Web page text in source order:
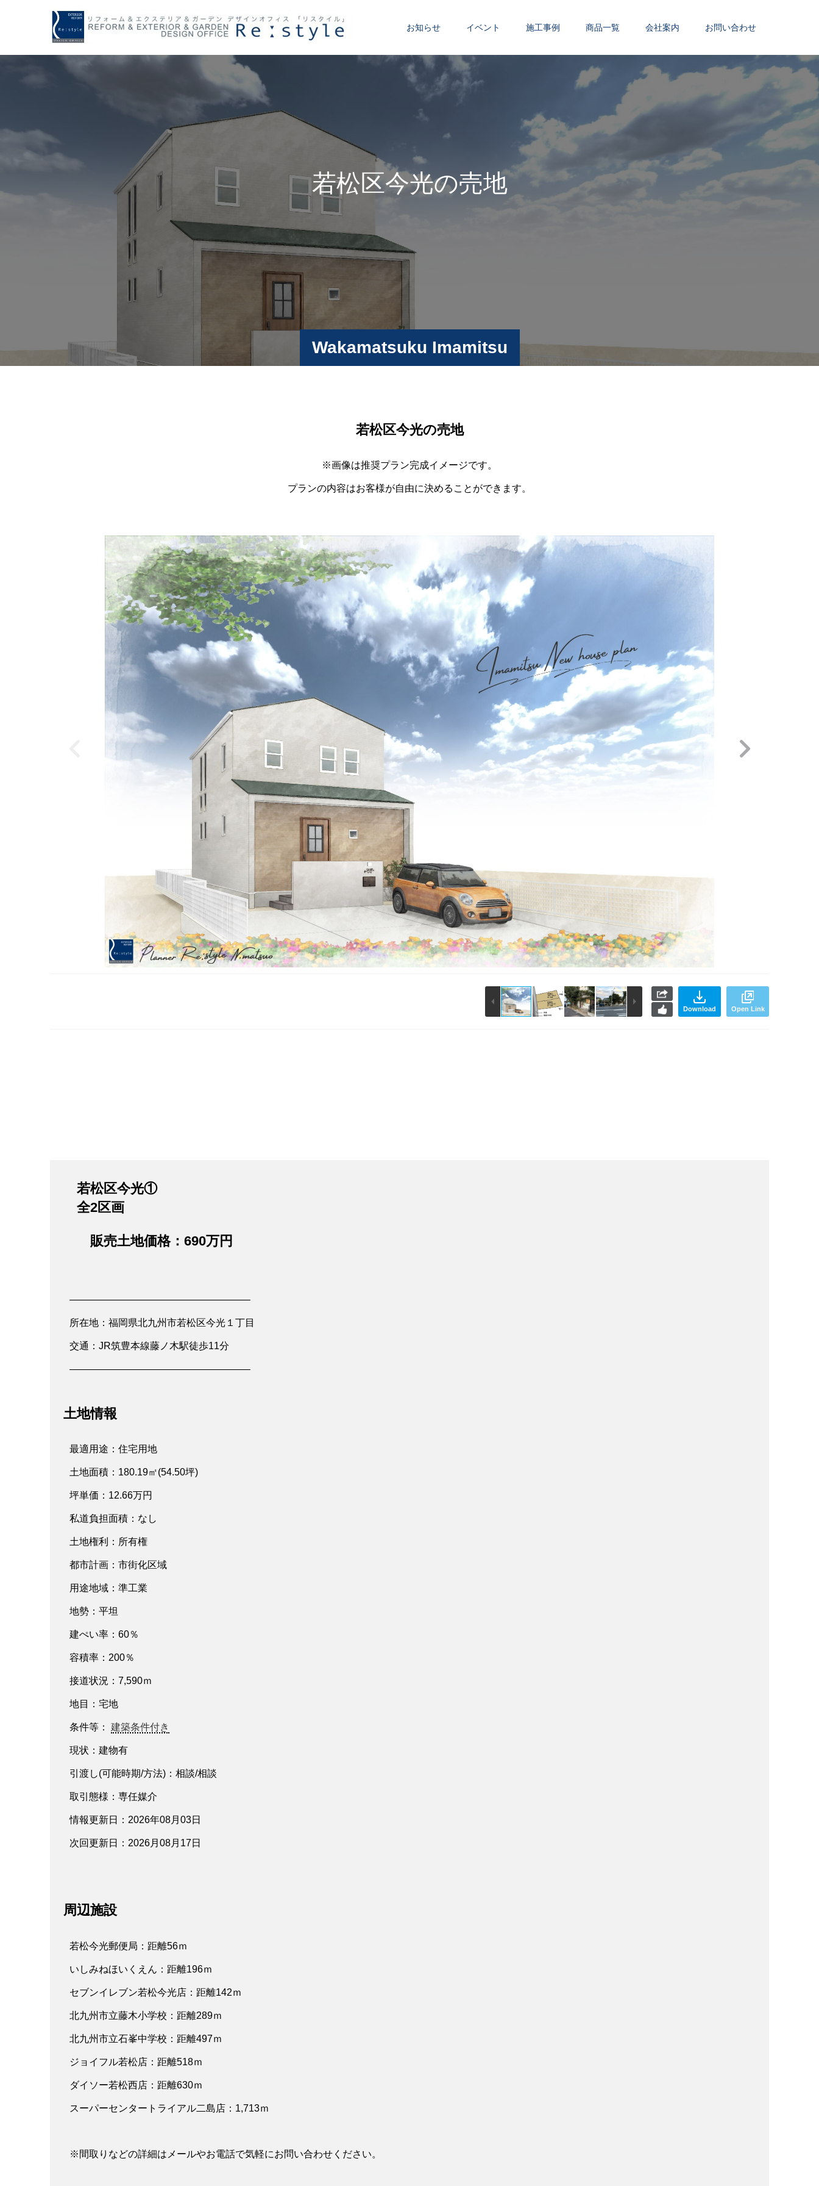
お知らせ イベント 施工事例 商品一覧 会社案内 お問い合わせ
Wakamatsuku Imamitsu
若松区今光の売地
若松区今光の売地
※画像は推奨プラン完成イメージです。
プランの内容はお客様が自由に決めることができます。
Download Open Link
若松区今光①
全2区画
販売土地価格：690万円
——————————————————–
所在地：福岡県北九州市若松区今光１丁目
交通：JR筑豊本線藤ノ木駅徒歩11分
——————————————————–
土地情報
最適用途：住宅用地
土地面積：180.19㎡(54.50坪)
坪単価：12.66万円
私道負担面積：なし
土地権利：所有権
都市計画：市街化区域
用途地域：準工業
地勢：平坦
建ぺい率：60％
容積率：200％
接道状況：7,590ｍ
地目：宅地
条件等： 建築条件付き
現状：建物有
引渡し(可能時期/方法)：相談/相談
取引態様：専任媒介
情報更新日：2026年08月03日
次回更新日：2026月08月17日
周辺施設
若松今光郵便局：距離56ｍ
いしみねほいくえん：距離196ｍ
セブンイレブン若松今光店：距離142ｍ
北九州市立藤木小学校：距離289ｍ
北九州市立石峯中学校：距離497ｍ
ジョイフル若松店：距離518ｍ
ダイソー若松西店：距離630ｍ
スーパーセンタートライアル二島店：1,713ｍ
※間取りなどの詳細はメールやお電話で気軽にお問い合わせください。